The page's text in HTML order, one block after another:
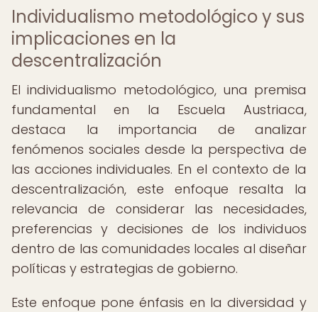
Individualismo metodológico y sus
implicaciones en la
descentralización
El individualismo metodológico, una premisa
fundamental en la Escuela Austriaca,
destaca la importancia de analizar
fenómenos sociales desde la perspectiva de
las acciones individuales. En el contexto de la
descentralización, este enfoque resalta la
relevancia de considerar las necesidades,
preferencias y decisiones de los individuos
dentro de las comunidades locales al diseñar
políticas y estrategias de gobierno.
Este enfoque pone énfasis en la diversidad y